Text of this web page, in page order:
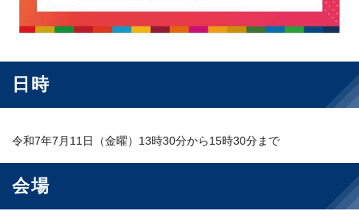
日時
令和7年7月11日（金曜）13時30分から15時30分まで
会場